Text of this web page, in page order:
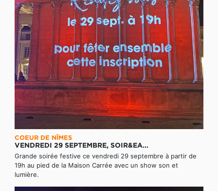
COEUR DE NÎMES
VENDREDI 29 SEPTEMBRE, SOIR&EA...
Grande soirée festive ce vendredi 29 septembre à partir de
19h au pied de la Maison Carrée avec un show son et
lumière.